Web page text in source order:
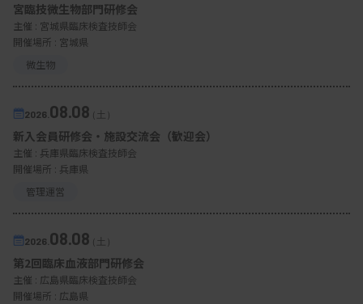
宮臨技微生物部門研修会
主催 : 宮城県臨床検査技師会
開催場所 : 宮城県
微生物
2026. 08.08（土）
新入会員研修会・施設交流会（歓迎会）
主催 : 兵庫県臨床検査技師会
開催場所 : 兵庫県
管理運営
2026. 08.08（土）
第2回臨床血液部門研修会
主催 : 広島県臨床検査技師会
開催場所 : 広島県